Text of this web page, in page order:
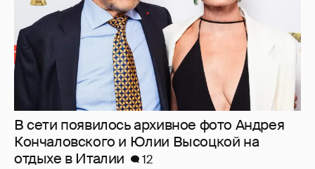
В сети появилось архивное фото Андрея
Кончаловского и Юлии Высоцкой на
отдыхе в Италии
12